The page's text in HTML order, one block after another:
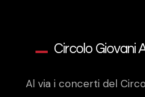
Circolo Giovani
Al via i concerti del